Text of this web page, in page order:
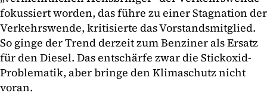
fokussiert worden, das führe zu einer Stagnation der
Verkehrswende, kritisierte das Vorstandsmitglied.
So ginge der Trend derzeit zum Benziner als Ersatz
für den Diesel. Das entschärfe zwar die Stickoxid-
Problematik, aber bringe den Klimaschutz nicht
voran.